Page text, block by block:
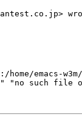
emacs-w3m/
"no such file